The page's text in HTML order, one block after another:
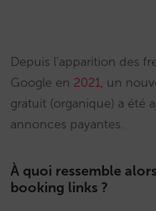
Depuis l’apparition des
Google en 2021, un
gratuit (organique) a été
annonces payantes.
À quoi ressemble
booking links ?